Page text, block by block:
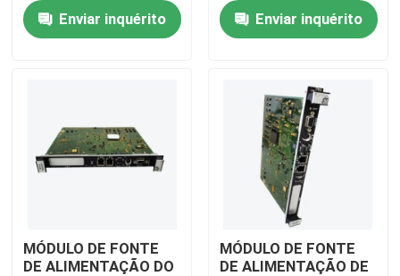
Produtos
Sobre nós
Enviar inquérito
Enviar inquérito
MÓDULO DE FONTE
DE ALIMENTAÇÃO DO
MÓDULO DE FONTE
DE ALIMENTAÇÃO DE